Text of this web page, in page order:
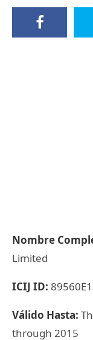
Nombre
Limited
ICIJ ID:
Válido Hasta:
through 2015